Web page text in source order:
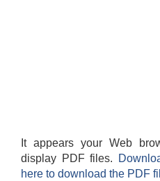
It appears your Web
display PDF files.
here to download the PDF